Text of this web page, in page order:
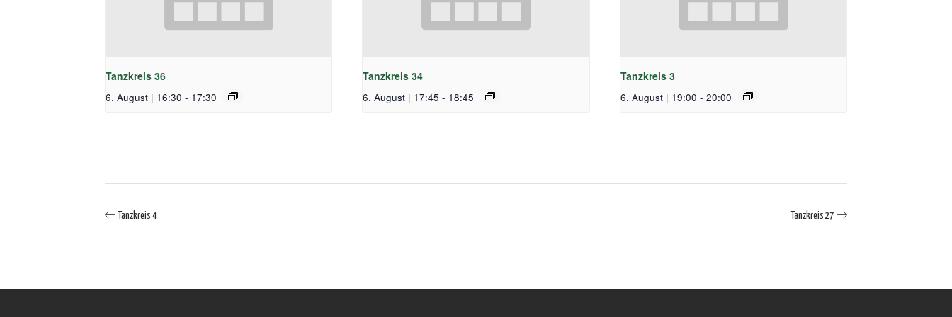
Tanzkreis 36
6. August | 16:30 - 17:30
Tanzkreis 34
6. August | 17:45 - 18:45
Tanzkreis 3
6. August | 19:00 - 20:00
Tanzkreis 4 Tanzkreis 27